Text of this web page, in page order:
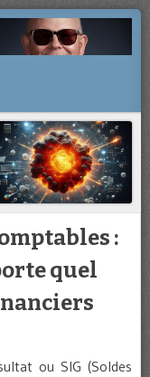
:
quel
ou SIG (Soldes